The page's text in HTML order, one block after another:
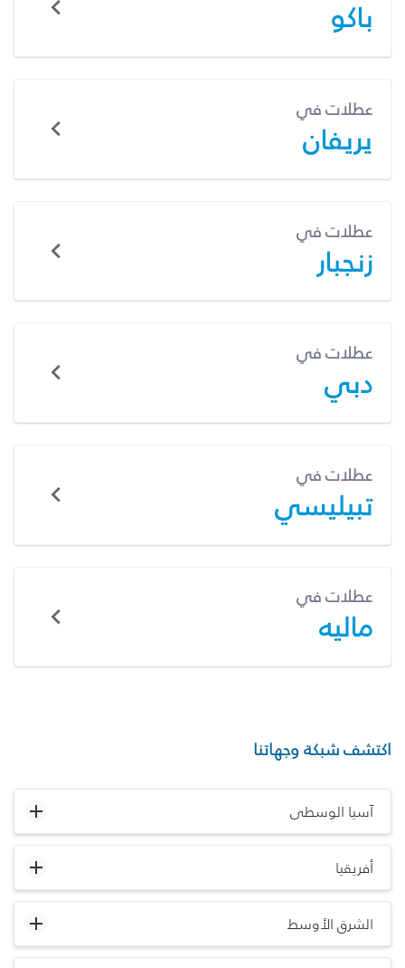
باكو
عطلات في
يريفان
عطلات في
زنجبار
عطلات في
دبي
عطلات في
تبيليسي
عطلات في
ماليه
اكتشف شبكة وجهاتنا
آسيا الوسطى
أفريقيا
الشرق الأوسط